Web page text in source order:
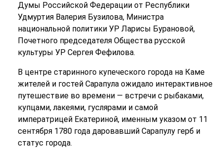
Думы Российской Федерации от Республики
Удмуртия Валерия Бузилова, Министра
национальной политики УР Ларисы Бурановой,
Почетного председателя Общества русской
культуры УР Сергея Фефилова.
В центре старинного купеческого города на Каме
жителей и гостей Сарапула ожидало интерактивное
путешествие во времени — встречи с рыбаками,
купцами, лакеями, гуслярами и самой
императрицей Екатериной, именным указом от 11
сентября 1780 года даровавший Сарапулу герб и
статус города.